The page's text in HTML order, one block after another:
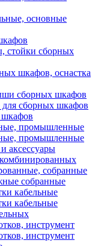
основные
стойки сборных
шкафов, оснастка
сборных шкафов
сборных шкафов
промышленные
промышленные
аксессуары
собранные
собранные
кабельные
кабельные
инструмент
инструмент